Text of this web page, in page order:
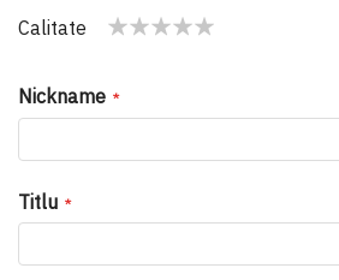
star
stars
stars
stars
stars
Calitate
Nickname
Titlu